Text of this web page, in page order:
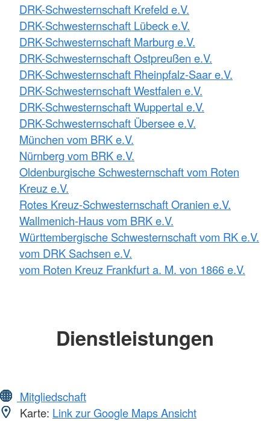
DRK-Schwesternschaft Krefeld e.V.
DRK-Schwesternschaft Lübeck e.V.
DRK-Schwesternschaft Marburg e.V.
DRK-Schwesternschaft Ostpreußen e.V.
DRK-Schwesternschaft Rheinpfalz-Saar e.V.
DRK-Schwesternschaft Westfalen e.V.
DRK-Schwesternschaft Wuppertal e.V.
DRK-Schwesternschaft Übersee e.V.
München vom BRK e.V.
Nürnberg vom BRK e.V.
Oldenburgische Schwesternschaft vom Roten
Kreuz e.V.
Rotes Kreuz-Schwesternschaft Oranien e.V.
Wallmenich-Haus vom BRK e.V.
Württembergische Schwesternschaft vom RK e.V.
vom DRK Sachsen e.V.
vom Roten Kreuz Frankfurt a. M. von 1866 e.V.
Dienstleistungen
Mitgliedschaft
Karte: Link zur Google Maps Ansicht